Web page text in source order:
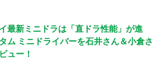
最新ミニドラは「直ドラ性能」が進
ム ミニドライバーを石井さん＆小倉さ
ュー！